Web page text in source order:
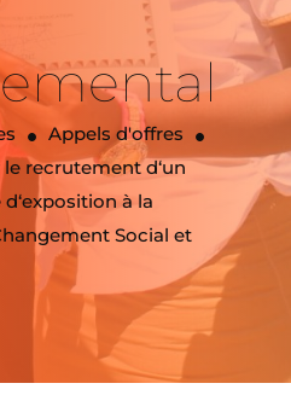
Appels d'offres
recrutement d‘un
à la
Social et